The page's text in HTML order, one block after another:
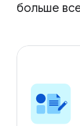
больше